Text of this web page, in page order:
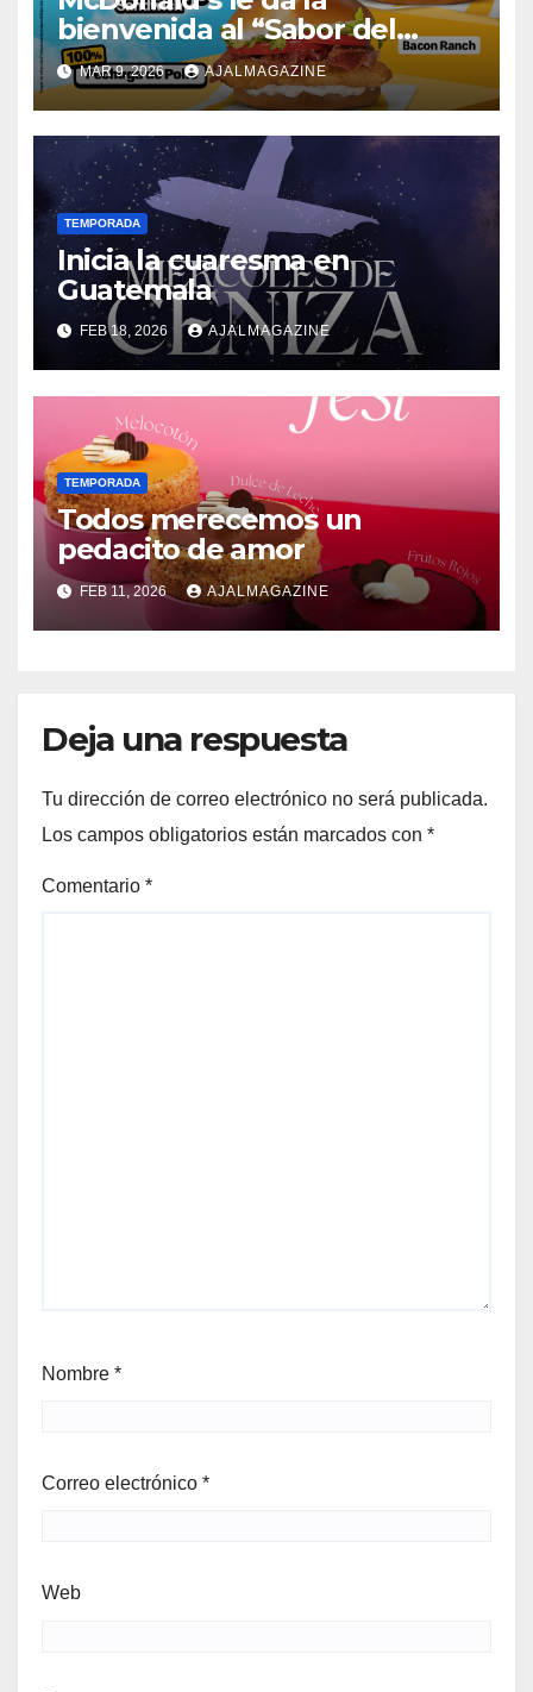
bienvenida al “Sabor del
Verano” con nuevas opciones
por tiempo limitado
MAR 9, 2026 AJALMAGAZINE
TEMPORADA
Inicia la cuaresma en
Guatemala
FEB 18, 2026 AJALMAGAZINE
TEMPORADA
Todos merecemos un
pedacito de amor
FEB 11, 2026 AJALMAGAZINE
Deja una respuesta
Tu dirección de correo electrónico no será publicada.
Los campos obligatorios están marcados con *
Comentario *
Nombre *
Correo electrónico *
Web